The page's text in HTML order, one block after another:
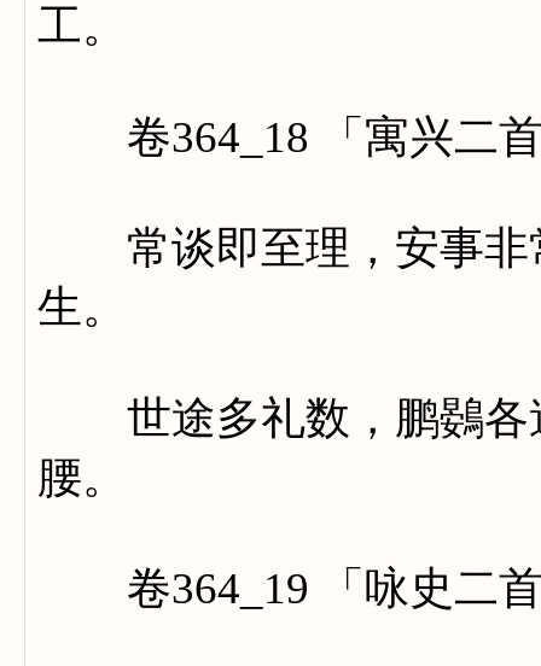
工。
卷364_18 「寓兴二
常谈即至理，安事非
生。
世途多礼数，鹏鷃各
腰。
卷364_19 「咏史二